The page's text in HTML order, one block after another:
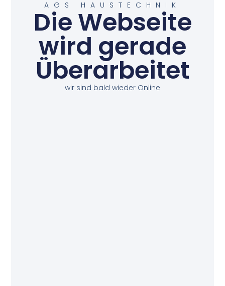
AGS HAUSTECHNIK
Die Webseite
wird gerade
Überarbeitet
wir sind bald wieder Online